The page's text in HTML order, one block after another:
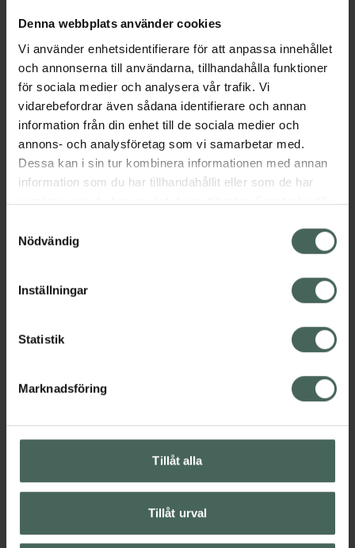
Denna webbplats använder cookies
Vi använder enhetsidentifierare för att anpassa innehållet
och annonserna till användarna, tillhandahålla funktioner
för sociala medier och analysera vår trafik. Vi
vidarebefordrar även sådana identifierare och annan
information från din enhet till de sociala medier och
annons- och analysföretag som vi samarbetar med.
Dessa kan i sin tur kombinera informationen med annan
information som du har tillhandahållit eller som de har
samlat in när du har använt deras tjänster. Samtycke till
återkalla ditt samtycke via webbplatsens
cookieinställningar. Ett återkallat samtycke påverkar inte
lagligheten av behandling som skett innan återkallelsen.
Nödvändig
Inställningar
Statistik
Marknadsföring
Tillåt alla
Tillåt urval
Aktuella erbjudanden
Beskrivning Dölj
EAN:09010453001500
syd till Lappland i norr, och online i mobilen och på
hjälpa just dig att må lite bättre. Välkommen att prata
med oss.
Kundservice
Hitta apotek
Leverans, betalning och retur